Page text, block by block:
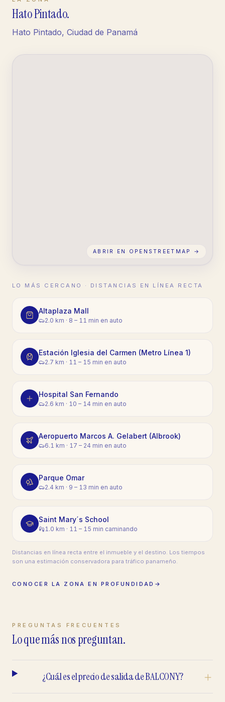
Hato Pintado.
Hato Pintado, Ciudad de Panamá
ABRIR EN OPENSTREETMAP →
LO MÁS CERCANO · DISTANCIAS EN LÍNEA RECTA
Altaplaza Mall
2.0 km · 8 – 11 min en auto
Estación Iglesia del Carmen (Metro Línea 1)
2.7 km · 11 – 15 min en auto
Hospital San Fernando
2.6 km · 10 – 14 min en auto
Aeropuerto Marcos A. Gelabert (Albrook)
6.1 km · 17 – 24 min en auto
Parque Omar
2.4 km · 9 – 13 min en auto
Saint Mary´s School
1.0 km · 11 – 15 min caminando
Distancias en línea recta entre el inmueble y el destino. Los tiempos
son una estimación conservadora para tráfico panameño.
CONOCER LA ZONA EN PROFUNDIDAD →
PREGUNTAS FRECUENTES
Lo que más nos preguntan.
¿Cuál es el precio de salida de BALCONY?